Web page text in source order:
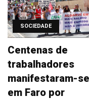
SOCIEDADE
Centenas de
trabalhadores
manifestaram-se
em Faro por